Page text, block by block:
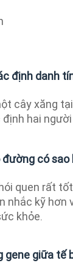
định danh
cây xăng
hai
có sao
quen rất
nhắc kỹ hơn
khỏe.
giữa tế